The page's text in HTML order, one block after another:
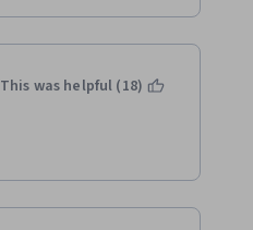
This was helpful (18)